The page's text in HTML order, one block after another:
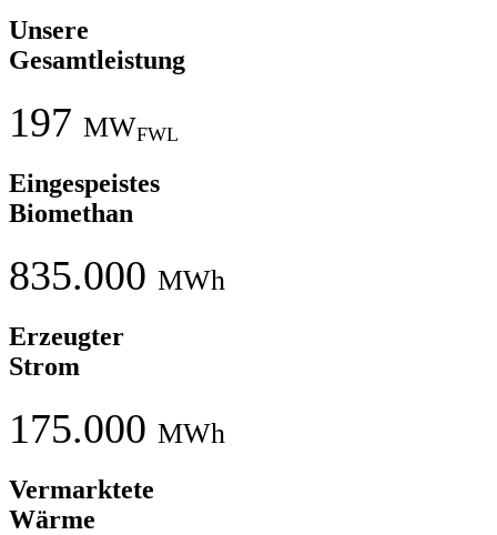
Unsere
Gesamtleistung
197 MWFWL
Eingespeistes
Biomethan
835.000 MWh
Erzeugter
Strom
175.000 MWh
Vermarktete
Wärme